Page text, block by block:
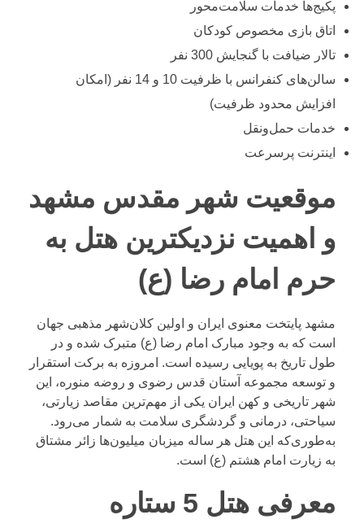
پکیج‌ها خدمات سلامت‌محور
اتاق بازی مخصوص کودکان
تالار ضیافت با گنجایش 300 نفر
سالن‌های کنفرانس با ظرفیت 10 و 14 نفر (امکان
افزایش محدود ظرفیت)
خدمات حمل‌ونقل
اینترنت پرسرعت
موقعیت شهر مقدس مشهد
و اهمیت نزدیکترین هتل به
حرم امام رضا (ع)
مشهد پایتخت معنوی ایران و اولین کلان‌شهر مذهبی جهان
است که به وجود مبارک امام رضا (ع) متبرک شده و در
طول تاریخ به پویایی رسیده است. امروزه به برکت استقرار
و توسعه مجموعه آستان قدس رضوی و روضه منوره، این
شهر تاریخی و کهن ایران یکی از مهم‌ترین مقاصد زیارتی،
سیاحتی، درمانی و گردشگری سلامت به شمار می‌رود.
به‌طوری‌که این هتل هر ساله میزبان میلیون‌ها زائر مشتاق
به زیارت امام هشتم (ع) است.
معرفی هتل 5 ستاره